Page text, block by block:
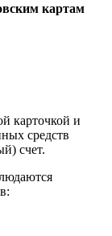
картам
карточкой и
средств
счет.